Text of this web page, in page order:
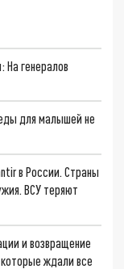
генералов
для малышей не
в России. Страны
ВСУ теряют
и возвращение
ждали все